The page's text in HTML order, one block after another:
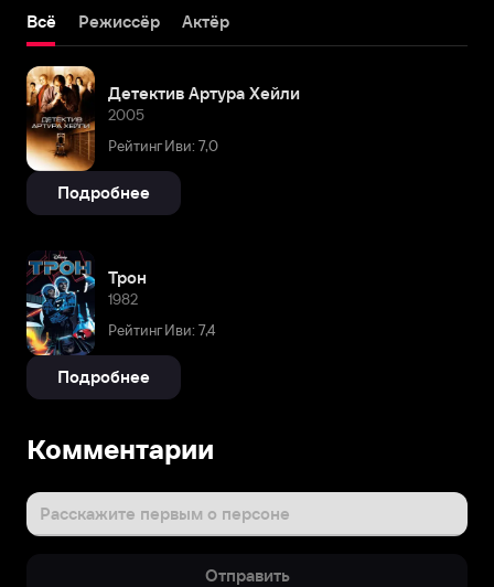
Всё Режиссёр Актёр
Детектив Артура Хейли
2005
Рейтинг Иви: 7,0
Подробнее
Трон
1982
Рейтинг Иви: 7,4
Подробнее
Комментарии
Расскажите первым о персоне
Отправить